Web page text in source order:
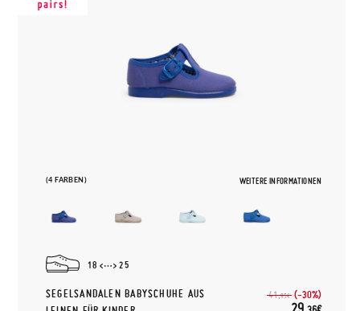
(4 FARBEN) WEITERE INFORMATIONEN
18 25
SEGELSANDALEN BABYSCHUHE AUS
41,95€ (-30%)